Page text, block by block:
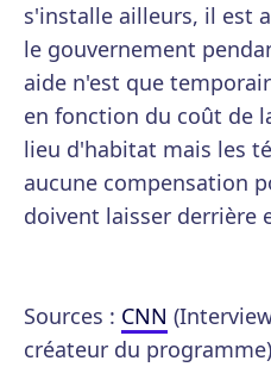
s'installe ailleurs, il est
le gouvernement
aide n'est que
en fonction du coût de
lieu d'habitat mais les
aucune compensation
doivent laisser derrière
Sources : CNN
créateur du